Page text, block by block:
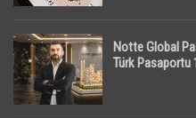
Notte Global
Türk Pasaportu